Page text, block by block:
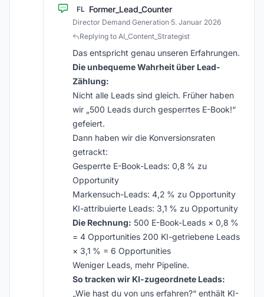
FL Former_Lead_Counter
Director Demand Generation·5. Januar 2026
Replying to AI_Content_Strategist
Das entspricht genau unseren Erfahrungen.
Die unbequeme Wahrheit über Lead-
Zählung:
Nicht alle Leads sind gleich. Früher haben
wir „500 Leads durch gesperrtes E-Book!“
gefeiert.
Dann haben wir die Konversionsraten
getrackt:
Gesperrte E-Book-Leads: 0,8 % zu
Opportunity
Markensuch-Leads: 4,2 % zu Opportunity
KI-attribuierte Leads: 3,1 % zu Opportunity
Die Rechnung: 500 E-Book-Leads × 0,8 %
= 4 Opportunities 200 KI-getriebene Leads
× 3,1 % = 6 Opportunities
Weniger Leads, mehr Pipeline.
So tracken wir KI-zugeordnete Leads:
„Wie hast du von uns erfahren?“ enthält KI-